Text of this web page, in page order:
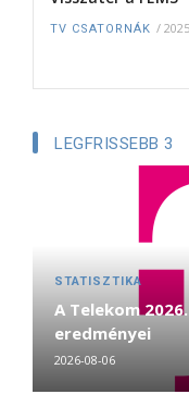
TV CSATORNÁK /
LEGFRISSEBB 3
STATISZTIKA
A Telekom
eredményei
2026-08-06